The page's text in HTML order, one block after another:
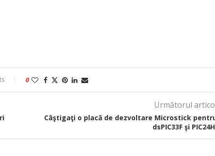
0
Următorul
Câştigaţi o placă de dezvoltare Microstick
dsPIC33F şi